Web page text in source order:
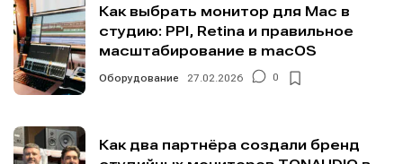
Как выбрать монитор для Mac в
студию: PPI, Retina и правильное
масштабирование в macOS
Оборудование 27.02.2026 0
Как два партнёра создали бренд